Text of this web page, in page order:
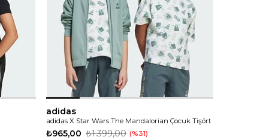
adidas
adidas X Star Wars The Mandalorian Çocuk Tişört
₺965,00 ₺1.399,00 %31